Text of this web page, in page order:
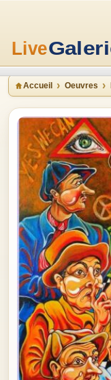
Accueil Oeuvres